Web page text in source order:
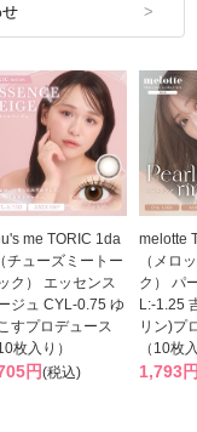
me TORIC 1da
チューズミートー
ク） エッセンス
ジュ CYL-0.75 ゆ
すプロデュース
枚入り）
円(税込)
melotte
（メロ
ク） パ
L:-1.25
リン)プ
（10枚
1,793